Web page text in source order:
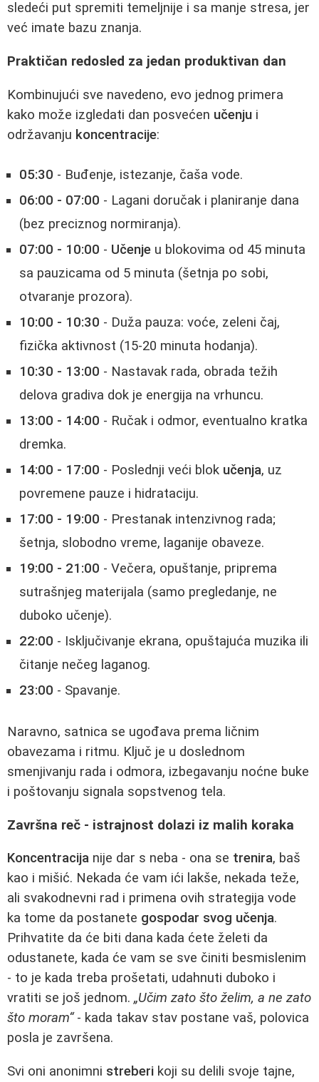
sledeći put spremiti temeljnije i sa manje stresa, jer
već imate bazu znanja.
Praktičan redosled za jedan produktivan dan
Kombinujući sve navedeno, evo jednog primera
kako može izgledati dan posvećen učenju i
održavanju koncentracije:
05:30 - Buđenje, istezanje, čaša vode.
06:00 - 07:00 - Lagani doručak i planiranje dana
(bez preciznog normiranja).
07:00 - 10:00 - Učenje u blokovima od 45 minuta
sa pauzicama od 5 minuta (šetnja po sobi,
otvaranje prozora).
10:00 - 10:30 - Duža pauza: voće, zeleni čaj,
fizička aktivnost (15-20 minuta hodanja).
10:30 - 13:00 - Nastavak rada, obrada težih
delova gradiva dok je energija na vrhuncu.
13:00 - 14:00 - Ručak i odmor, eventualno kratka
dremka.
14:00 - 17:00 - Poslednji veći blok učenja, uz
povremene pauze i hidrataciju.
17:00 - 19:00 - Prestanak intenzivnog rada;
šetnja, slobodno vreme, laganije obaveze.
19:00 - 21:00 - Večera, opuštanje, priprema
sutrašnjeg materijala (samo pregledanje, ne
duboko učenje).
22:00 - Isključivanje ekrana, opuštajuća muzika ili
čitanje nečeg laganog.
23:00 - Spavanje.
Naravno, satnica se ugođava prema ličnim
obavezama i ritmu. Ključ je u doslednom
smenjivanju rada i odmora, izbegavanju noćne buke
i poštovanju signala sopstvenog tela.
Završna reč - istrajnost dolazi iz malih koraka
Koncentracija nije dar s neba - ona se trenira, baš
kao i mišić. Nekada će vam ići lakše, nekada teže,
ali svakodnevni rad i primena ovih strategija vode
ka tome da postanete gospodar svog učenja.
Prihvatite da će biti dana kada ćete želeti da
odustanete, kada će vam se sve činiti besmislenim
- to je kada treba prošetati, udahnuti duboko i
vratiti se još jednom. „Učim zato što želim, a ne zato
što moram“- kada takav stav postane vaš, polovica
posla je završena.
Svi oni anonimni streberi koji su delili svoje tajne,